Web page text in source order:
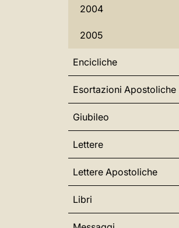
2004
2005
Encicliche
Esortazioni Apostoliche
Giubileo
Lettere
Lettere Apostoliche
Libri